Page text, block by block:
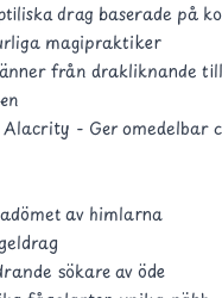
drag baserade på
magipraktiker
från drakliknande
Alacrity - Ger omedelbar
av himlarna
sökare av öde